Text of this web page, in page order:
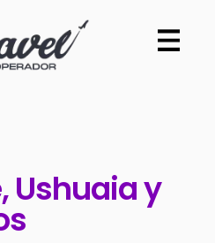
Ushuaia y